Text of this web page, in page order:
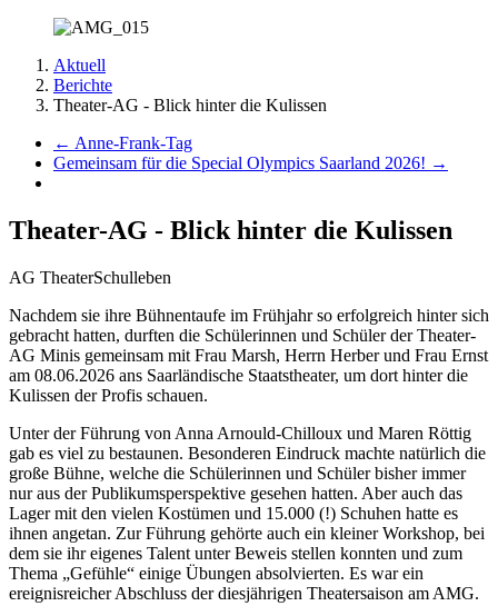
Aktuell
Berichte
Theater-AG - Blick hinter die Kulissen
← Anne-Frank-Tag
Gemeinsam für die Special Olympics Saarland 2026! →
Theater-AG - Blick hinter die Kulissen
AG TheaterSchulleben
Nachdem sie ihre Bühnentaufe im Frühjahr so erfolgreich hinter sich
gebracht hatten, durften die Schülerinnen und Schüler der Theater-
AG Minis gemeinsam mit Frau Marsh, Herrn Herber und Frau Ernst
am 08.06.2026 ans Saarländische Staatstheater, um dort hinter die
Kulissen der Profis schauen.
Unter der Führung von Anna Arnould-Chilloux und Maren Röttig
gab es viel zu bestaunen. Besonderen Eindruck machte natürlich die
große Bühne, welche die Schülerinnen und Schüler bisher immer
nur aus der Publikumsperspektive gesehen hatten. Aber auch das
Lager mit den vielen Kostümen und 15.000 (!) Schuhen hatte es
ihnen angetan. Zur Führung gehörte auch ein kleiner Workshop, bei
dem sie ihr eigenes Talent unter Beweis stellen konnten und zum
Thema „Gefühle“ einige Übungen absolvierten. Es war ein
ereignisreicher Abschluss der diesjährigen Theatersaison am AMG.